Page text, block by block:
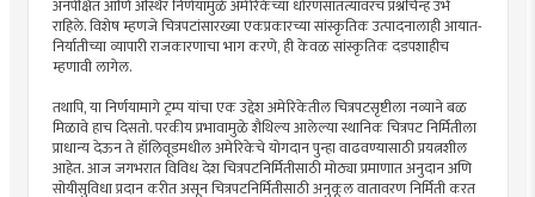
अनपेक्षित आणि अस्थिर निर्णयामुळे अमेरिकेच्या धोरणसातत्यावरच प्रश्नचिन्ह उभे
राहिले. विशेष म्हणजे चित्रपटांसारख्या एकप्रकारच्या सांस्कृतिक उत्पादनालाही आयात-
निर्यातीच्या व्यापारी राजकारणाचा भाग करणे, ही केवळ सांस्कृतिक दडपशाहीच
म्हणावी लागेल.
तथापि, या निर्णयामागे ट्रम्प यांचा एक उद्देश अमेरिकेतील चित्रपटसृष्टीला नव्याने बळ
मिळावे हाच दिसतो. परकीय प्रभावामुळे शैथिल्य आलेल्या स्थानिक चित्रपट निर्मितीला
प्राधान्य देऊन ते हॉलिवूडमधील अमेरिकेचे योगदान पुन्हा वाढवण्यासाठी प्रयत्नशील
आहेत. आज जगभरात विविध देश चित्रपटनिर्मितीसाठी मोठ्या प्रमाणात अनुदान अणि
सोयीसुविधा प्रदान करीत असून चित्रपटनिर्मितीसाठी अनुकूल वातावरण निर्मिती करत